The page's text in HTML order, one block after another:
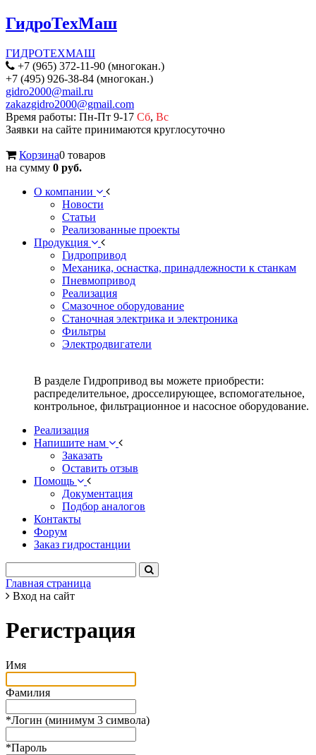
ГидроТехМаш
ГИДРОТЕХМАШ
+7 (965) 372-11-90 (многокан.)
+7 (495) 926-38-84 (многокан.)
gidro2000@mail.ru
zakazgidro2000@gmail.com
Время работы: Пн-Пт 9-17 Сб, Вс
Заявки на сайте принимаются круглосуточно
Корзина0 товаров
на сумму 0 руб.
О компании
Новости
Статьи
Реализованные проекты
Продукция
Гидропривод
Механика, оснастка, принадлежности к станкам
Пневмопривод
Реализация
Смазочное оборудование
Станочная электрика и электроника
Фильтры
Электродвигатели
В разделе Гидропривод вы можете приобрести:
распределительное, дросселирующее, вспомогательное,
контрольное, фильтрационное и насосное оборудование.
Реализация
Напишите нам
Заказать
Оставить отзыв
Помощь
Документация
Подбор аналогов
Контакты
Форум
Заказ гидростанции
Главная страница
Вход на сайт
Регистрация
Имя
Фамилия
*Логин (минимум 3 символа)
*Пароль